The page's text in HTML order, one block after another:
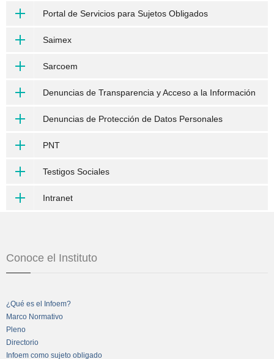
Portal de Servicios para Sujetos Obligados
Saimex
Sarcoem
Denuncias de Transparencia y Acceso a la Información
Denuncias de Protección de Datos Personales
PNT
Testigos Sociales
Intranet
Conoce el Instituto
¿Qué es el Infoem?
Marco Normativo
Pleno
Directorio
Infoem como sujeto obligado